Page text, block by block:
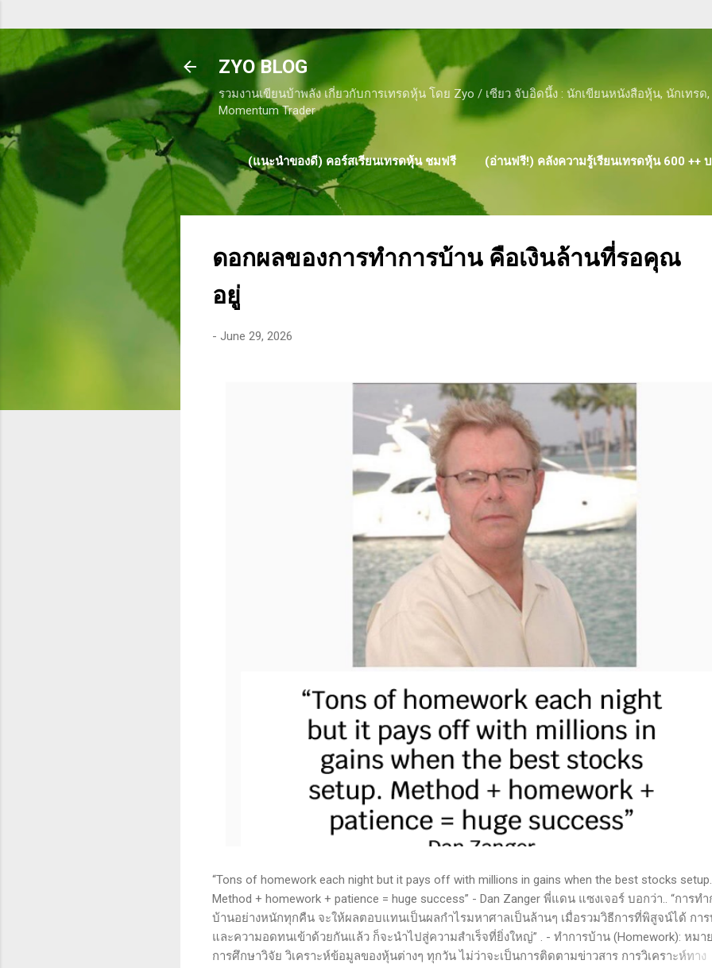
ZYO BLOG
รวมงานเขียนบ้าพลัง เกี่ยวกับการเทรดหุ้น โดย Zyo / เซียว จับอิดนึ้ง : นักเขียนหนังสือหุ้น, นักเทรด,
Momentum Trader
(แนะนำของดี) คอร์สเรียนเทรดหุ้น ชมฟรี (อ่านฟรี!) คลังความรู้เรียนเทรดหุ้น 600 ++
ดอกผลของการทำการบ้าน คือเงินล้านที่รอคุณ
อยู่
- June 29, 2026
“Tons of homework each night but it pays off with millions in gains when the best stocks setup.
Method + homework + patience = huge success” - Dan Zanger พี่แดน แซงเจอร์ บอกว่า.. “การทำ
บ้านอย่างหนักทุกคืน จะให้ผลตอบแทนเป็นผลกำไรมหาศาลเป็นล้านๆ เมื่อรวมวิธีการที่พิสูจน์ได้ กา
และความอดทนเข้าด้วยกันแล้ว ก็จะนำไปสู่ความสำเร็จที่ยิ่งใหญ่” . - ทำการบ้าน (Homework): หมา
การศึกษาวิจัย วิเคราะห์ข้อมูลของหุ้นต่างๆ ทุกวัน ไม่ว่าจะเป็นการติดตามข่าวสาร การวิเคราะห์ทาง